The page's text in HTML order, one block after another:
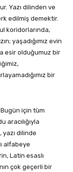
Yazı dilinden ve
edilmiş demektir.
koridorlarında,
yaşadığımız evin
esir olduğumuz bir
bir
için tüm
aracılığıyla
dilinde
alfabeye
Latin esaslı
çok geçerli bir